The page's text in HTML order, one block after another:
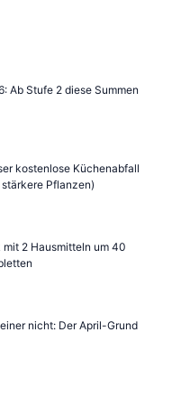
Ab Stufe 2 diese Summen
kostenlose Küchenabfall
Pflanzen)
2 Hausmitteln um 40
nicht: Der April-Grund